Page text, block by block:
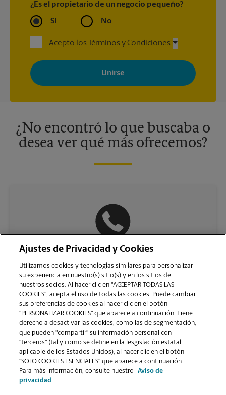
¿Es el propietario de un negocio pequeño?
Sí No
Acepto los Términos y Condiciones
Al registrarse, acepta recibir correos electrónicos de The UPS
Store con noticias, ofertas especiales, promociones y mensajes
adaptados a sus intereses. Puede darse de baja en cualquier
momento. Para más información, consulte nuestra política de
¿No encontró lo que buscaba o
desea ver qué más ofrecemos?
VER LA PÁGINA DE LA TIENDA
Ajustes de Privacidad y Cookies
Utilizamos cookies y tecnologías similares para personalizar
su experiencia en nuestro(s) sitio(s) y en los sitios de
nuestros socios. Al hacer clic en "ACCEPTAR TODAS LAS
COOKIES", acepta el uso de todas las cookies. Puede cambiar
sus preferencias de cookies al hacer clic en el botón
"PERSONALIZAR COOKIES" que aparece a continuación. Tiene
derecho a desactivar las cookies, como las de segmentación,
que pueden "compartir" su información personal con
"terceros" (tal y como se define en la lesgislación estatal
aplicable de los Estados Unidos), al hacer clic en el botón
"SOLO COOKIES ESENCIALES" que aparece a continuación.
Para más información, consulte nuestro
Aviso de
privacidad